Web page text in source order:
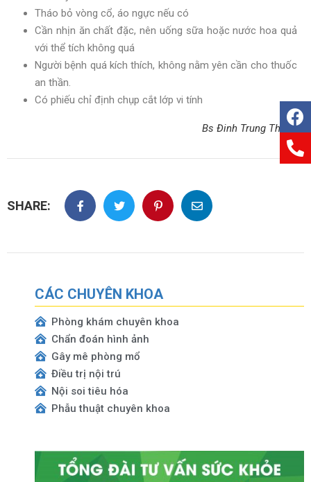
Tháo bỏ vòng cổ, áo ngực nếu có
Cần nhịn ăn chất đặc, nên uống sữa hoặc nước hoa quả
với thể tích không quá
Người bệnh quá kích thích, không nằm yên cần cho thuốc
an thần.
Có phiếu chỉ định chụp cắt lớp vi tính
Bs Đinh Trung Thành
SHARE:
CÁC CHUYÊN KHOA
Phòng khám chuyên khoa
Chẩn đoán hình ảnh
Gây mê phòng mổ
Điều trị nội trú
Nội soi tiêu hóa
Phẫu thuật chuyên khoa